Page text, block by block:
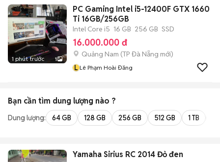
1 phút trước 1
PC Gaming Intel i5-12400F GTX 1660
Ti 16GB/256GB
Intel Core i5 16 GB 256 GB SSD
16.000.000 đ
Quảng Nam (TP Đà Nẵng mới)
L Lê Phạm Hoài Đăng
Bạn cần tìm dung lượng nào ?
Dung lượng: 64 GB 128 GB 256 GB 512 GB 1 TB
Yamaha Sirius RC 2014 Đỏ đen